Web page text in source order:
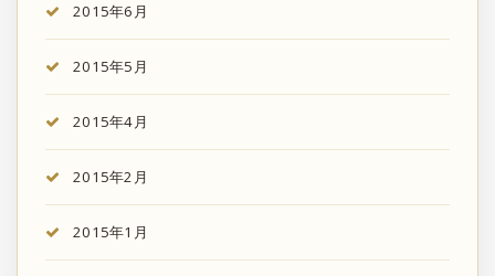
2015年6月
2015年5月
2015年4月
2015年2月
2015年1月